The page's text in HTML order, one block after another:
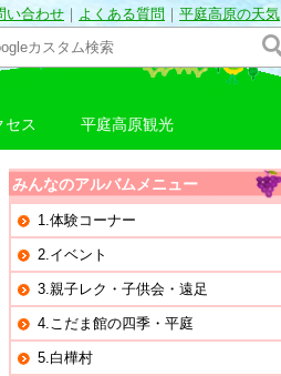
い合わせ ｜ よくある質問 ｜ 平庭高原の天気
セス 平庭高原観光
みんなのアルバムメニュー
1.体験コーナー
2.イベント
3.親子レク・子供会・遠足
4.こだま館の四季・平庭
5.白樺村